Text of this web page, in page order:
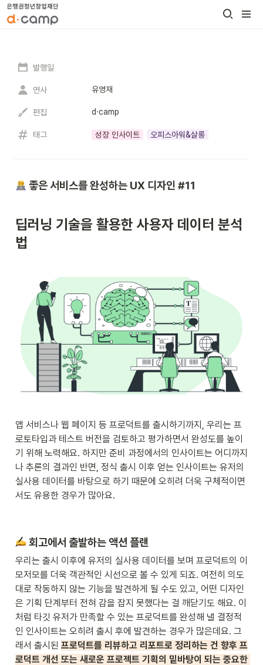
발행일
연사 유영재
편집 d·camp
태그 성장 인사이트 오피스아워&살롱
좋은 서비스를 완성하는 UX 디자인 #11
딥러닝 기술을 활용한 사용자 데이터 분석
법
앱 서비스나 웹 페이지 등 프로덕트를 출시하기까지, 우리는 프
로토타입과 테스트 버전을 검토하고 평가하면서 완성도를 높이
기 위해 노력해요. 하지만 준비 과정에서의 인사이트는 어디까지
나 추론의 결과인 반면, 정식 출시 이후 얻는 인사이트는 유저의
실사용 데이터를 바탕으로 하기 때문에 오히려 더욱 구체적이면
서도 유용한 경우가 많아요.
회고에서 출발하는 액션 플랜
우리는 출시 이후에 유저의 실사용 데이터를 보며 프로덕트의 이
모저모를 더욱 객관적인 시선으로 볼 수 있게 되죠. 여전히 의도
대로 작동하지 않는 기능을 발견하게 될 수도 있고, 어떤 디자인
은 기획 단계부터 전혀 감을 잡지 못했다는 걸 깨닫기도 해요. 이
처럼 타깃 유저가 만족할 수 있는 프로덕트를 완성해 낼 결정적
인 인사이트는 오히려 출시 후에 발견하는 경우가 많은데요. 그
래서 출시된 프로덕트를 리뷰하고 리포트로 정리하는 건 향후 프
로덕트 개선 또는 새로운 프로젝트 기획의 밑바탕이 되는 중요한